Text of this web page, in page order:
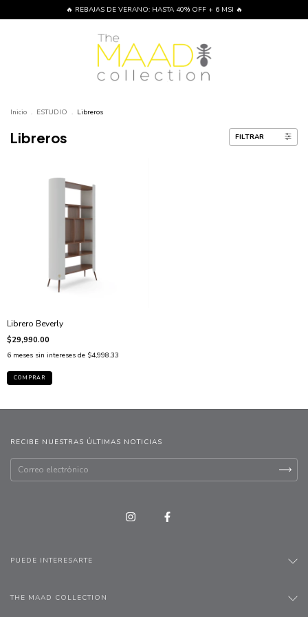
🔥 REBAJAS DE VERANO: HASTA 40% OFF + 6 MSI 🔥
Inicio . ESTUDIO . Libreros
Libreros FILTRAR
Librero Beverly
$29,990.00
6 meses sin intereses de $4,998.33
COMPRAR
RECIBE NUESTRAS ÚLTIMAS NOTICIAS
PUEDE INTERESARTE
THE MAAD COLLECTION